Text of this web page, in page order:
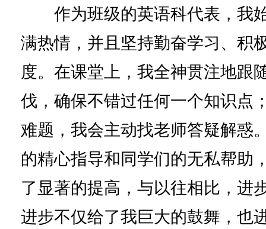
作为班级的英语科代表，我
满热情，并且坚持勤奋学习、积
度。在课堂上，我全神贯注地跟
伐，确保不错过任何一个知识点
难题，我会主动找老师答疑解惑
的精心指导和同学们的无私帮助
了显著的提高，与以往相比，进
进步不仅给了我巨大的鼓舞，也